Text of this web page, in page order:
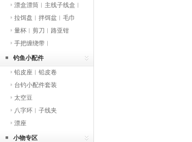
漂盒漂筒︱主线子线盒︱
收纳盒
拉饵盘︱拌饵盆︱毛巾
量杯︱剪刀︱路亚钳
手把缠绕带︱
钓鱼小配件
铅皮座︱铅皮卷
台钓小配件套装
太空豆
八字环︱子线夹
漂座
小物专区